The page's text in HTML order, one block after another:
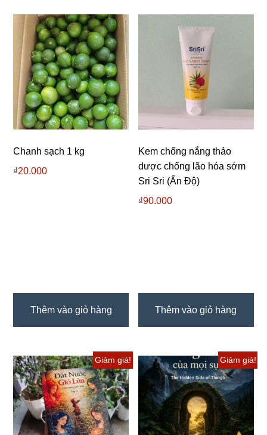
Chanh sạch 1 kg
₫20.000
Thêm vào giỏ hàng
Kem chống nắng thảo
dược chống lão hóa sớm
Sri Sri (Ấn Độ)
₫90.000
Thêm vào giỏ hàng
Giảm giá! Giảm giá!